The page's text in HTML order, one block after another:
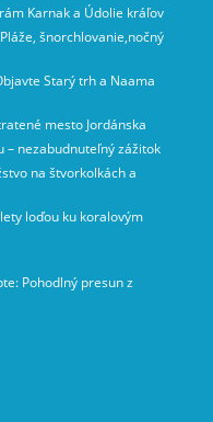
Karnak a Údolie kráľov
šnorchlovanie,nočný
Starý trh a Naama
mesto Jordánska
– nezabudnuteľný zážitok
na štvorkolkách a
loďou ku koralovým
Pohodlný presun z